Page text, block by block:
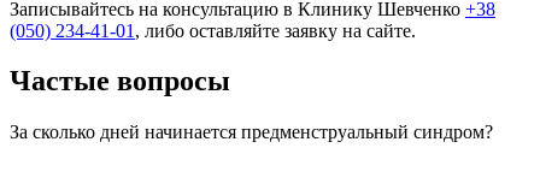
Записывайтесь на консультацию в Клинику Шевченко +38
(050) 234-41-01 , либо оставляйте заявку на сайте.
Частые вопросы
За сколько дней начинается предменструальный синдром?